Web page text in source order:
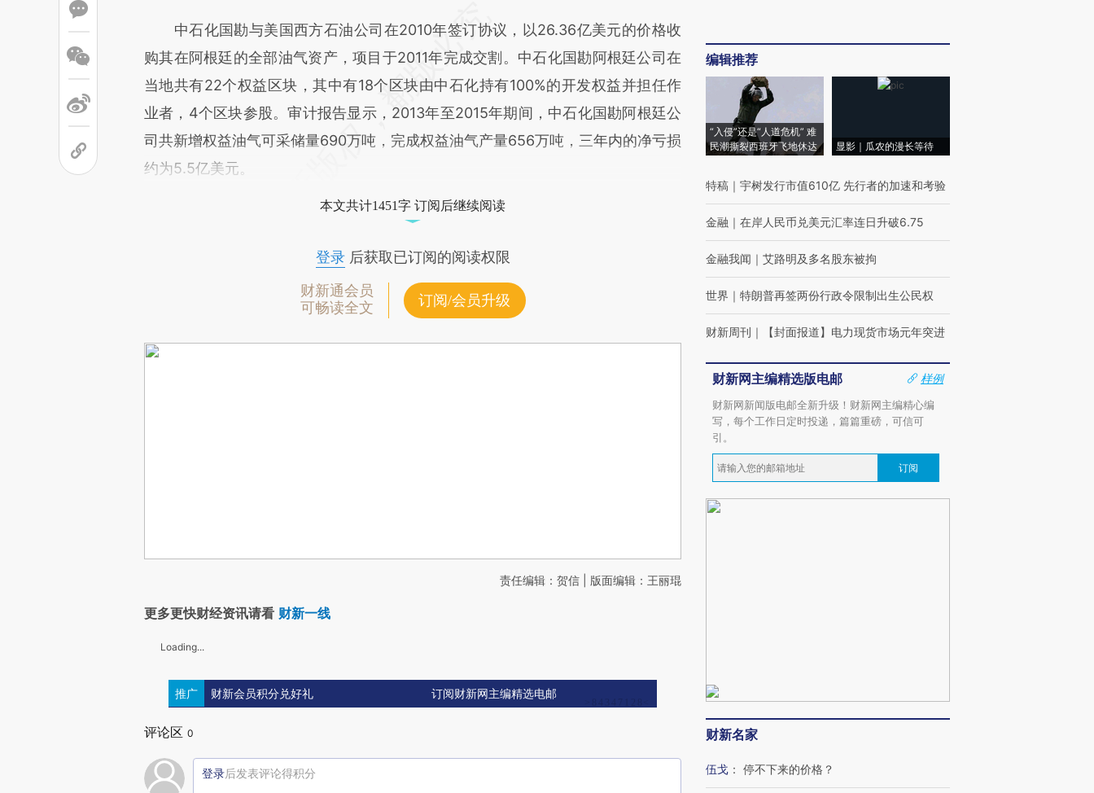
中石化国勘与美国西方石油公司在2010年签订协议，以26.36亿美元的价格收
购其在阿根廷的全部油气资产，项目于2011年完成交割。中石化国勘阿根廷公司在
当地共有22个权益区块，其中有18个区块由中石化持有100%的开发权益并担任作
业者，4个区块参股。审计报告显示，2013年至2015年期间，中石化国勘阿根廷公
司共新增权益油气可采储量690万吨，完成权益油气产量656万吨，三年内的净亏损
约为5.5亿美元。
本文共计1451字 订阅后继续阅读
登录后获取已订阅的阅读权限
财新通会员
可畅读全文
订阅/会员升级
责任编辑：贺信 | 版面编辑：王丽琨
更多更快财经资讯请看 财新一线
Loading...
推广 财新会员积分兑好礼 订阅财新网主编精选电邮
评论区 0
登录后发表评论得积分
编辑推荐
“入侵”还是“人道危机” 难
民潮撕裂西班牙飞地休达
显影｜瓜农的漫长等待
特稿 ｜ 宇树发行市值610亿 先行者的加速和考验
金融 ｜ 在岸人民币兑美元汇率连日升破6.75
金融我闻 ｜ 艾路明及多名股东被拘
世界 ｜ 特朗普再签两份行政令限制出生公民权
财新周刊 ｜ 【封面报道】电力现货市场元年突进
财新网主编精选版电邮
样例
财新网新闻版电邮全新升级！财新网主编精心编
写，每个工作日定时投递，篇篇重磅，可信可
引。
订阅
财新名家
伍戈 ： 停不下来的价格？